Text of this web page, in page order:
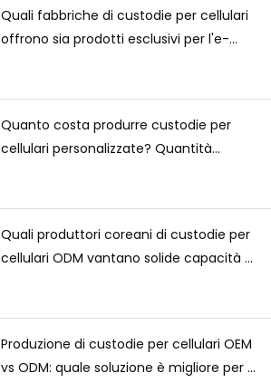
Quali fabbriche di custodie per cellulari
offrono sia prodotti esclusivi per l'e-
Quanto costa produrre custodie per
cellulari personalizzate? Quantità
Quali produttori coreani di custodie per
cellulari ODM vantano solide capacità di
Produzione di custodie per cellulari OEM
vs ODM: quale soluzione è migliore per i